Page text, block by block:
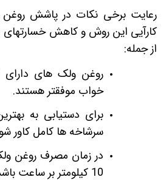
رعایت برخی نکات در پاشش
کارآیی این روش و کاهش
از جمله:
روغن ولک های دارای
خواب موفقتر هستند.
برای دستیابی به
سرشاخه ها کامل کاور
در زمان مصرف روغن
10 کیلومتر بر ساعت باشد.